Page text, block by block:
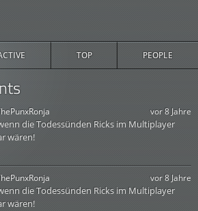
TOP PEOPLE
vor 8 Jahre
die Todessünden Ricks im Multiplayer
wären!
vor 8 Jahre
die Todessünden Ricks im Multiplayer
wären!